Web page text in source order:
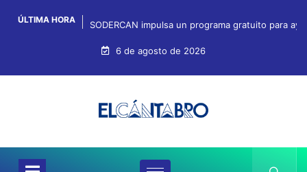
ÚLTIMA HORA SODERCAN impulsa un programa gratuito para
6 de agosto de 2026